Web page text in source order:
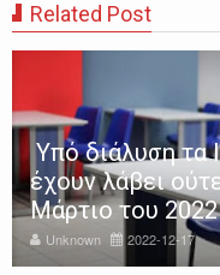
Related Post
Υπό διάλυση τα
έχουν λάβει
Μάρτιο του 2022
Unknown 2022-12-17